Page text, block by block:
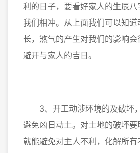
利的日子，要看好家人的生辰
我们相冲。从上面我们可以知
长，煞气的产生对我们的影响
避开与家人的吉日。
3、开工动涉环境的及破坏
避免凶日动土。对土地的破坏要
就能避免对主人不利，化解所